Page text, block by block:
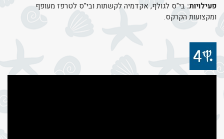
פעילויות: בי"ס לגולף, אקדמיה לקשתות ובי"ס לטרפז מעופף
ומקצועות הקרקס.